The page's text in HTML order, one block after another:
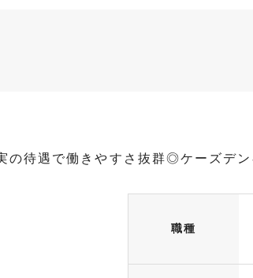
待遇で働きやすさ抜群◎ケーズデン
職種